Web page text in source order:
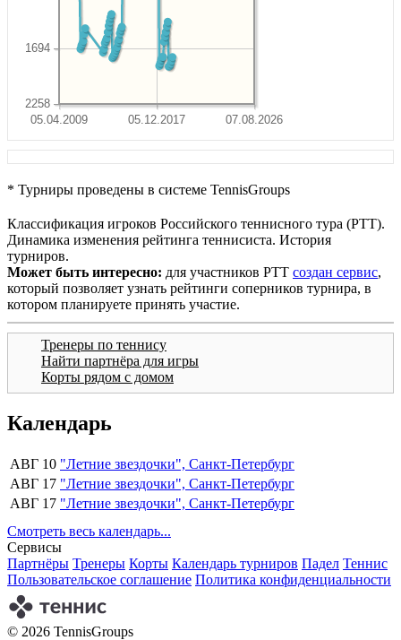
05.04.2009 05.12.2017 07.08.2026
2258
1694
* Турниры проведены в системе TennisGroups
Классификация игроков Российского теннисного тура (РТТ).
Динамика изменения рейтинга теннисиста. История
турниров.
Может быть интересно: для участников РТТ создан сервис,
который позволяет узнать рейтинги соперников турнира, в
котором планируете принять участие.
Тренеры по теннису
Найти партнёра для игры
Корты рядом с домом
Календарь
АВГ 10 "Летние звездочки", Санкт-Петербург
АВГ 17 "Летние звездочки", Санкт-Петербург
АВГ 17 "Летние звездочки", Санкт-Петербург
Смотреть весь календарь...
Сервисы
Партнёры Тренеры Корты Календарь турниров Падел Теннис
Пользовательское соглашение Политика конфиденциальности
© 2026 TennisGroups